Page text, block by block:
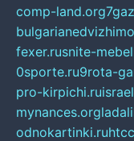
comp-land.org
fexer.rusnite-
0sporte.ru9rota-
pro-kirpichi.ru
mynances.org
odnokartinki.ru